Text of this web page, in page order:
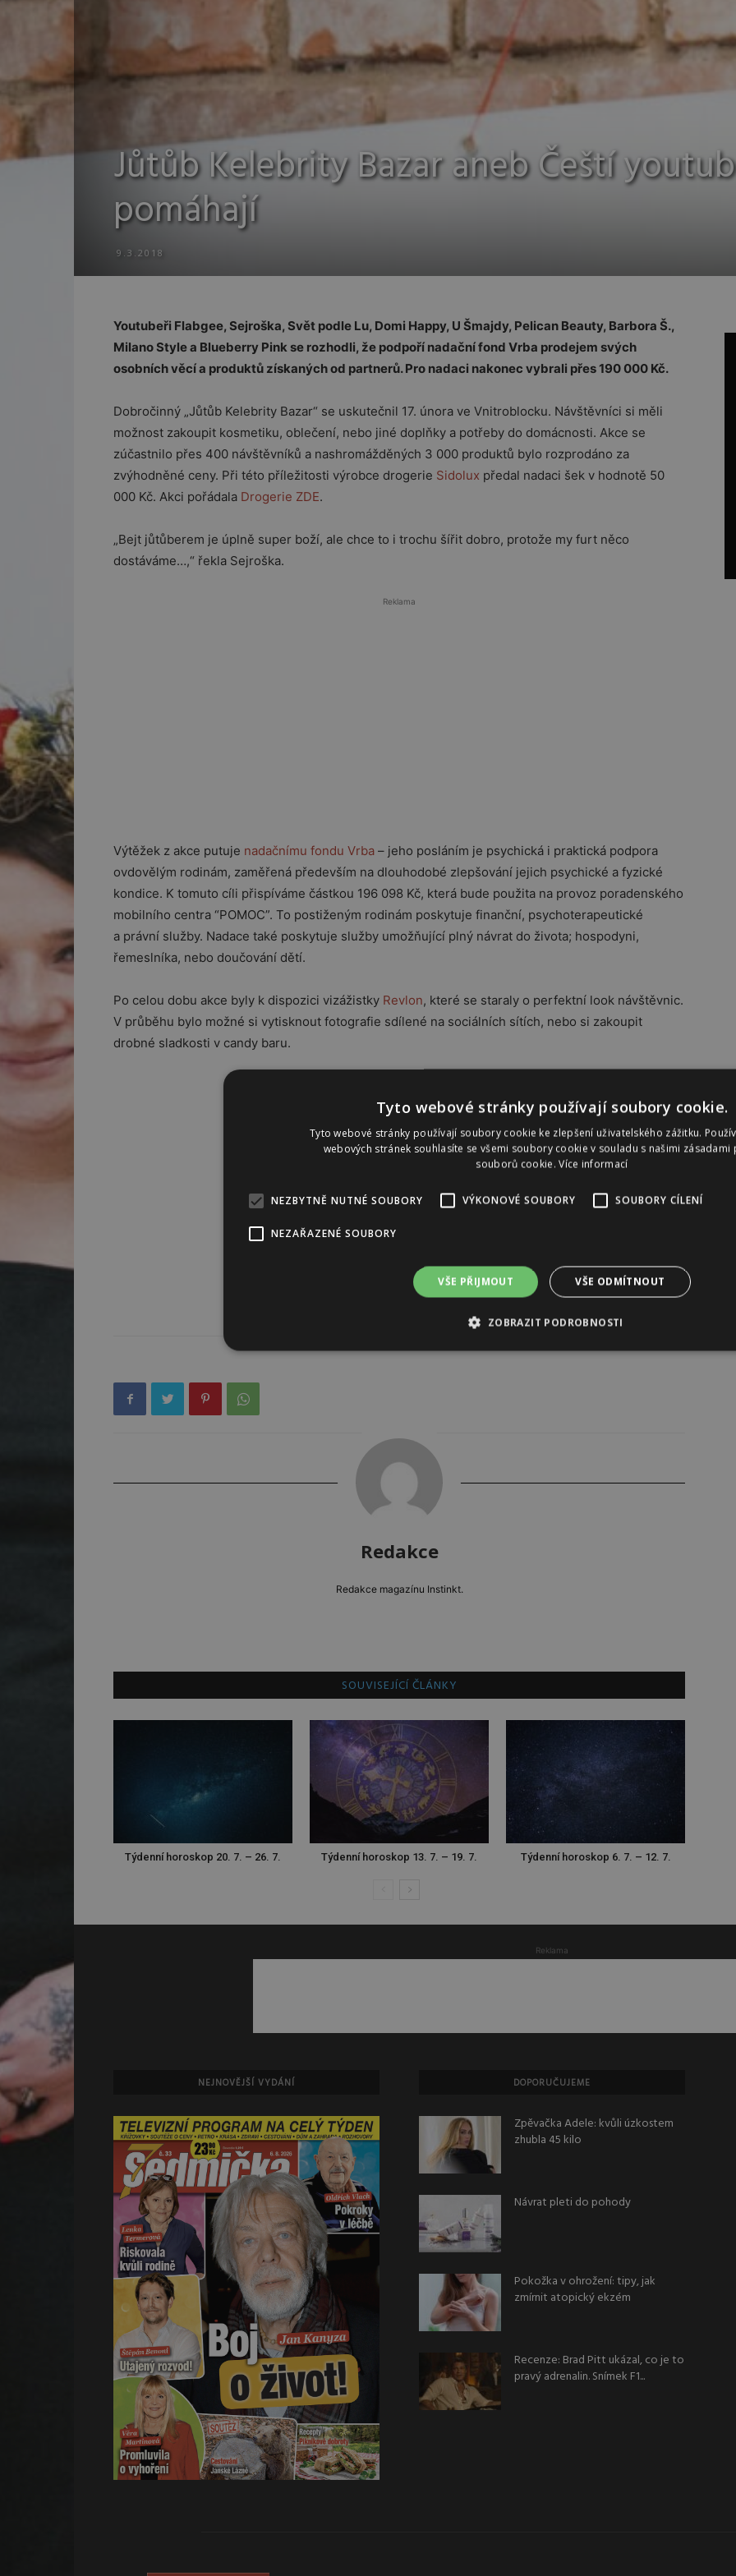
Jůtůb Kelebrity Bazar aneb Čeští
pomáhají
9.3.2018
Youtubeři Flabgee, Sejroška, Svět podle Lu, Domi Happy, U Šmajdy, Pelican Beauty, Barbora Š.,
Milano Style a Blueberry Pink se rozhodli, že podpoří nadační fond Vrba prodejem svých
osobních věcí a produktů získaných od partnerů. Pro nadaci nakonec vybrali přes 190 000 Kč.
Dobročinný „Jůtůb Kelebrity Bazar“ se uskutečnil 17. února ve Vnitroblocku. Návštěvníci si měli
možnost zakoupit kosmetiku, oblečení, nebo jiné doplňky a potřeby do domácnosti. Akce se
zúčastnilo přes 400 návštěvníků a nashromážděných 3 000 produktů bylo rozprodáno za
zvýhodněné ceny. Při této příležitosti výrobce drogerie Sidolux předal nadaci šek v hodnotě 50
000 Kč. Akci pořádala Drogerie ZDE.
„Bejt jůtůberem je úplně super boží, ale chce to i trochu šířit dobro, protože my furt něco
dostáváme…,“ řekla Sejroška.
Reklama
Výtěžek z akce putuje nadačnímu fondu Vrba – jeho posláním je psychická i praktická podpora
ovdovělým rodinám, zaměřená především na dlouhodobé zlepšování jejich psychické a fyzické
kondice. K tomuto cíli přispíváme částkou 196 098 Kč, která bude použita na provoz poradenského
mobilního centra “POMOC”. To postiženým rodinám poskytuje finanční, psychoterapeutické
a právní služby. Nadace také poskytuje služby umožňující plný návrat do života; hospodyni,
řemeslníka, nebo doučování dětí.
Po celou dobu akce byly k dispozici vizážistky Revlon, které se staraly o perfektní look návštěvnic.
V průběhu bylo možné si vytisknout fotografie sdílené na sociálních sítích, nebo si zakoupit
drobné sladkosti v candy baru.
Redakce
Redakce magazínu Instinkt.
SOUVISEJÍCÍ ČLÁNKY
Týdenní horoskop 20. 7. – 26. 7. Týdenní horoskop 13. 7. – 19. 7. Týdenní horoskop 6. 7. – 12. 7.
Reklama
NEJNOVĚJŠÍ VYDÁNÍ DOPORUČUJEME
Zpěvačka Adele: kvůli úzkostem
zhubla 45 kilo
Návrat pleti do pohody
Pokožka v ohrožení: tipy, jak
zmírnit atopický ekzém
Recenze: Brad Pitt ukázal, co je to
pravý adrenalin. Snímek F1...
Tyto webové stránky používají soubory cookie.
Tyto webové stránky používají soubory cookie ke zlepšení uživatelského zážitku.
webových stránek souhlasíte se všemi soubory cookie v souladu s našimi zásadami
souborů cookie.Více informací
NEZBYTNĚ NUTNÉ SOUBORY VÝKONOVÉ SOUBORY SOUBORY CÍLENÍ
NEZAŘAZENÉ SOUBORY
VŠE PŘIJMOUT VŠE ODMÍTNOUT
ZOBRAZIT PODROBNOSTI